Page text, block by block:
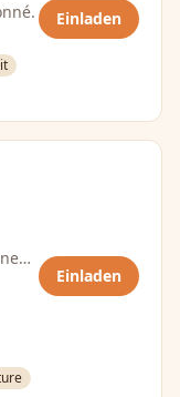
Einladen
Einladen